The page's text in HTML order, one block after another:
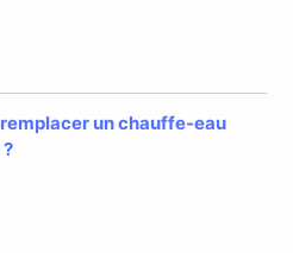
un chauffe-eau